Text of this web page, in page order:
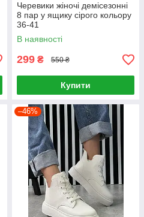
Черевики жіночі демісезонні
8 пар у ящику сірого кольору
36-41
В наявності
299 ₴ 550 ₴
Купити
–46%